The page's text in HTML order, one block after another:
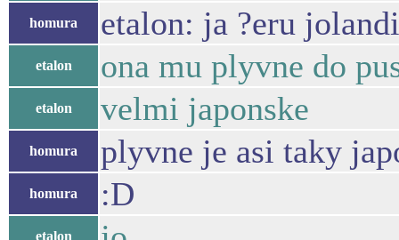
homura etalon: ja ?eru
etalon ona mu plyvne do
etalon velmi japonske
homura plyvne je asi taky
homura :D
etalon